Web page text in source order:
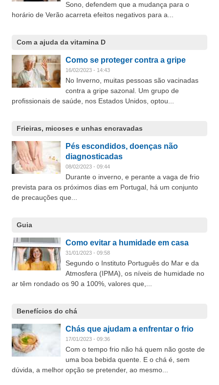
Sono, defendem que a mudança para o
horário de Verão acarreta efeitos negativos para a...
Com a ajuda da vitamina D
Como se proteger contra a gripe
16/02/2023 - 14:43
No Inverno, muitas pessoas são vacinadas
contra a gripe sazonal. Um grupo de
profissionais de saúde, nos Estados Unidos, optou...
Frieiras, micoses e unhas encravadas
Pés escondidos, doenças não
diagnosticadas
08/02/2023 - 09:44
Durante o inverno, e perante a vaga de frio
prevista para os próximos dias em Portugal, há um conjunto
de precauções que...
Guia
Como evitar a humidade em casa
31/01/2023 - 09:58
Segundo o Instituto Português do Mar e da
Atmosfera (IPMA), os níveis de humidade no
ar têm rondado os 90 a 100%, valores que,...
Benefícios do chá
Chás que ajudam a enfrentar o frio
17/01/2023 - 09:36
Com o tempo frio não há quem não goste de
uma boa bebida quente. E o chá é, sem
dúvida, a melhor opção se pretender, ao mesmo...